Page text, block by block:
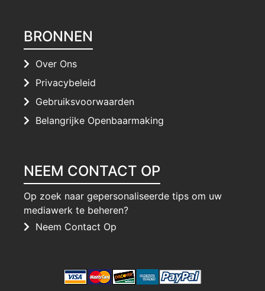
BRONNEN
Over Ons
Privacybeleid
Gebruiksvoorwaarden
Belangrijke Openbaarmaking
NEEM CONTACT OP
Op zoek naar gepersonaliseerde tips om uw
mediawerk te beheren?
Neem Contact Op